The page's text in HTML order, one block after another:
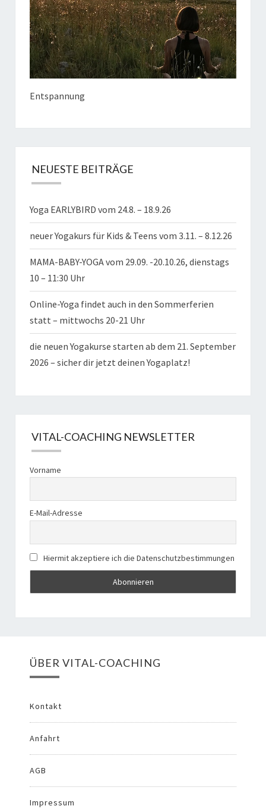
Entspannung
NEUESTE BEITRÄGE
Yoga EARLYBIRD vom 24.8. – 18.9.26
neuer Yogakurs für Kids & Teens vom 3.11. – 8.12.26
MAMA-BABY-YOGA vom 29.09. -20.10.26, dienstags
10 – 11:30 Uhr
Online-Yoga findet auch in den Sommerferien
statt – mittwochs 20-21 Uhr
die neuen Yogakurse starten ab dem 21. September
2026 – sicher dir jetzt deinen Yogaplatz!
VITAL-COACHING NEWSLETTER
Vorname
E-Mail-Adresse
Hiermit akzeptiere ich die Datenschutzbestimmungen
ÜBER VITAL-COACHING
Kontakt
Anfahrt
AGB
Impressum